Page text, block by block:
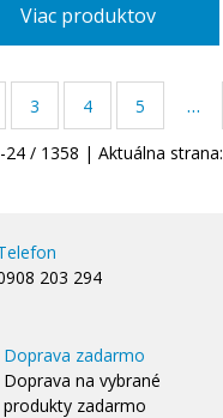
Viac produktov
3 4 5 …
-24 / 1358 | Aktuálna strana:
203 294
Doprava zadarmo
Doprava na vybrané
produkty zadarmo